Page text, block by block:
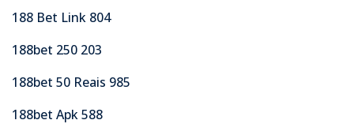
188 Bet Link 804
188bet 250 203
188bet 50 Reais 985
188bet Apk 588